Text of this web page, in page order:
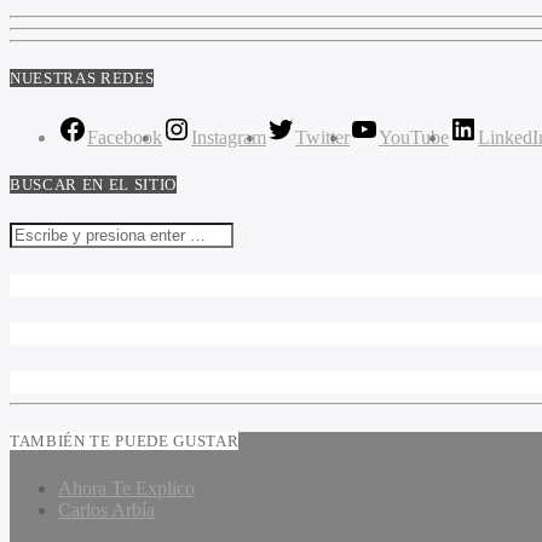
NUESTRAS REDES
Facebook Instagram Twitter YouTube
BUSCAR EN EL SITIO
TAMBIÉN TE PUEDE GUSTAR
Ahora Te Explico
Carlos Arbía